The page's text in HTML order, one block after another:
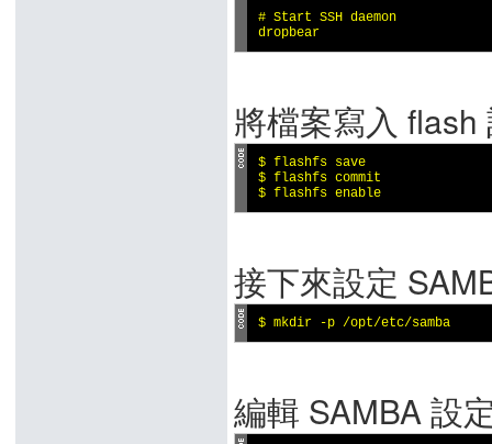
# Start SSH daemon
dropbear
將檔案寫入 flash
$ flashfs save
$ flashfs commit
$ flashfs enable
接下來設定
$ mkdir -p /opt/etc/samba
編輯 SAMBA 設